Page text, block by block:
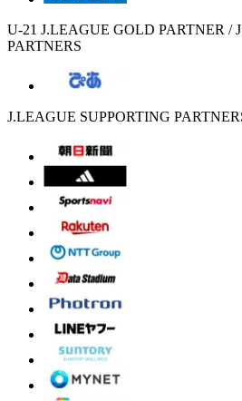
U-21 J.LEAGUE GOLD PARTNER /
PARTNERS
J.LEAGUE SUPPORTING